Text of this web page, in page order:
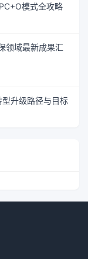
模式全攻略
领域最新成果汇
升级路径与目标